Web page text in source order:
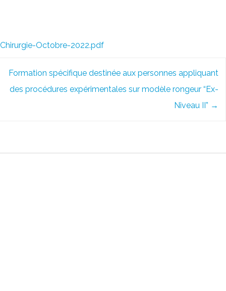
Octobre-2022.pdf
Formation spécifique destinée aux personnes appliquant
des procédures expérimentales sur modèle rongeur “Ex-
Niveau II” →